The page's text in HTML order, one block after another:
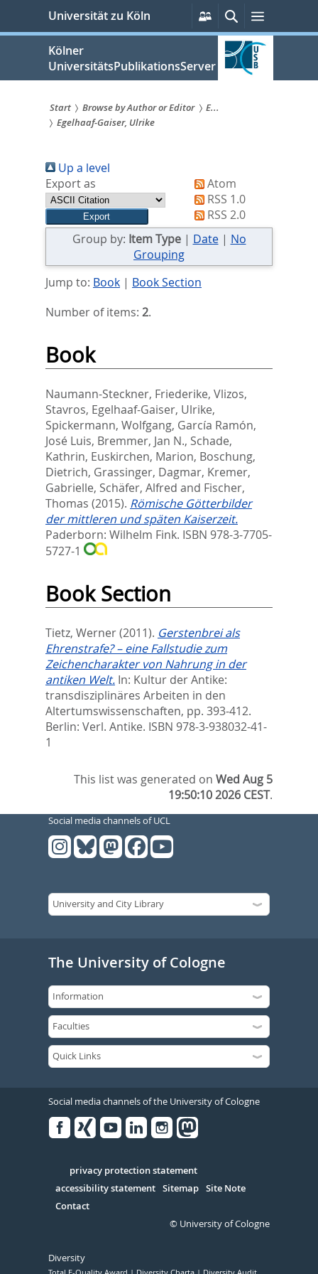
springen
Universität zu Köln
Persönliche
Services
SucheMenü
Kölner
UniversitätsPublikationsServer
Sie
sind
hier:
Start Browse by Author or Editor
E...
Egelhaaf-Gaiser, Ulrike
Up a level
Export as
Atom
RSS 1.0
RSS 2.0
Group by: Item Type| Date| No
Grouping
Jump to: Book| Book Section
Number of items: 2.
Book
Naumann-Steckner, Friederike, Vlizos,
Stavros, Egelhaaf-Gaiser, Ulrike,
Spickermann, Wolfgang, García Ramón,
José Luis, Bremmer, Jan N., Schade,
Kathrin, Euskirchen, Marion, Boschung,
Dietrich, Grassinger, Dagmar, Kremer,
Gabrielle, Schäfer, Alfred and Fischer,
Thomas (2015). Römische Götterbilder
der mittleren und späten Kaiserzeit.
Paderborn: Wilhelm Fink. ISBN 978-3-7705-
5727-1
Book Section
Tietz, Werner(2011). Gerstenbrei als
Ehrenstrafe? – eine Fallstudie zum
Zeichencharakter von Nahrung in der
antiken Welt. In: Kultur der Antike:
transdisziplinäres Arbeiten in den
Altertumswissenschaften, pp. 393-412.
Berlin: Verl. Antike. ISBN 978-3-938032-41-
1
This list was generated onWed Aug 5
19:50:10 2026 CEST.
Social media channels of UCL
The University of Cologne
Social media channels of the University of Cologne
Serivce
privacy protection statement
accessibility statement Sitemap Site Note
Contact
© University of Cologne
Diversity